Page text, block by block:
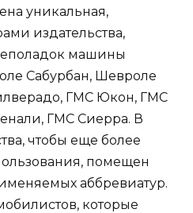
уникальная,
издательства,
машины
Сабурбан, Шевроле
ГМС Юкон, ГМС
ГМС Сиерра. В
чтобы еще более
помещен
аббревиатур.
которые